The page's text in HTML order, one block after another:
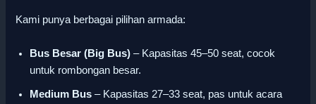
Kami punya berbagai pilihan armada:
Bus Besar (Big Bus) – Kapasitas 45–50 seat, cocok
untuk rombongan besar.
Medium Bus – Kapasitas 27–33 seat, pas untuk acara